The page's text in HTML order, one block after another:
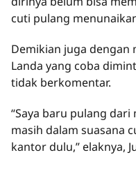
cuti pulang
Demikian juga dengan
Landa yang coba
tidak berkomentar.
“Saya baru pulang
masih dalam suasana
kantor dulu,” elaknya,